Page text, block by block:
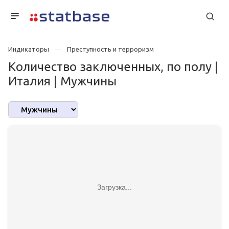
Индикаторы Преступность и терроризм
Количество заключенных, по полу |
Италия | Мужчины
Загрузка...